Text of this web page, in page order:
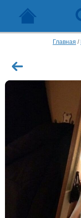
Главная /